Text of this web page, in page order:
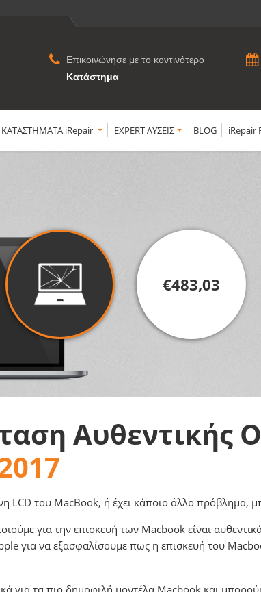
Επικοινώνησε με το κοντινότερο
Κατάστημα
ΚΑΤΑΣΤΗΜΑΤΑ iRepair EXPERT ΛΥΣΕΙΣ BLOG iRepair
€483,03
Αυθεντικής
LCD του MacBook, ή έχει κάποιο άλλο πρόβλημα,
για την επισκευή των Macbook είναι
για να εξασφαλίσουμε πως η επισκευή του
για τα πιο δημοφιλή μοντέλα Macbook και